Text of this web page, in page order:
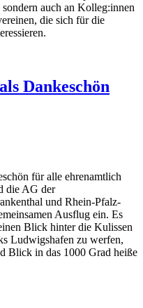
auch an Kolleg:innen
die sich für die
Dankeschön
für alle ehrenamtlich
die AG der
und Rhein-Pfalz-
Ausflug ein. Es
Blick hinter die Kulissen
Ludwigshafen zu werfen,
Blick in das 1000 Grad heiße